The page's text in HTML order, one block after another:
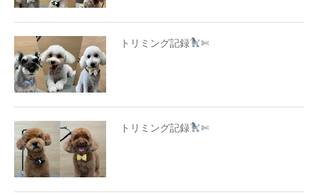
トリミング記録 ✄
トリミング記録 ✄